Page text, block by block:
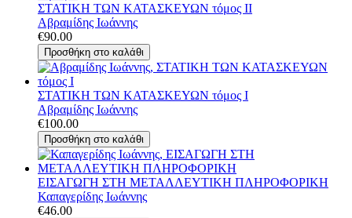
ΣΤΑΤΙΚΗ ΤΩΝ ΚΑΤΑΣΚΕΥΩΝ τόμος ΙΙ
Αβραμίδης Ιωάννης
€90.00
ΣΤΑΤΙΚΗ ΤΩΝ ΚΑΤΑΣΚΕΥΩΝ τόμος Ι
Αβραμίδης Ιωάννης
€100.00
ΕΙΣΑΓΩΓΗ ΣΤΗ ΜΕΤΑΛΛΕΥΤΙΚΗ ΠΛΗΡΟΦΟΡΙΚΗ
Καπαγερίδης Ιωάννης
€46.00